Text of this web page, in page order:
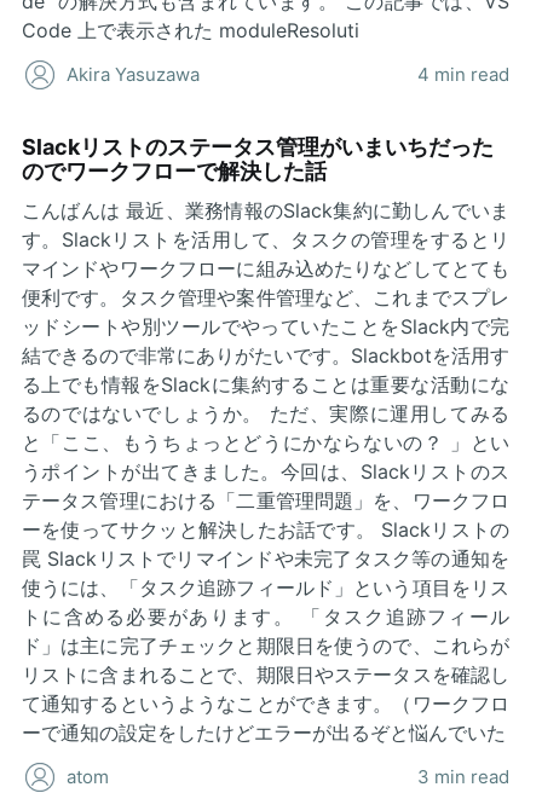
Code 上で表示された moduleResoluti
Akira Yasuzawa 4 min read
Slackリストのステータス管理がいまいちだった
のでワークフローで解決した話
こんばんは 最近、業務情報のSlack集約に勤しんでいま
す。Slackリストを活用して、タスクの管理をするとリ
マインドやワークフローに組み込めたりなどしてとても
便利です。タスク管理や案件管理など、これまでスプレ
ッドシートや別ツールでやっていたことをSlack内で完
結できるので非常にありがたいです。Slackbotを活用す
る上でも情報をSlackに集約することは重要な活動にな
るのではないでしょうか。 ただ、実際に運用してみる
と「ここ、もうちょっとどうにかならないの？ 」とい
うポイントが出てきました。今回は、Slackリストのス
テータス管理における「二重管理問題」を、ワークフロ
ーを使ってサクッと解決したお話です。 Slackリストの
罠 Slackリストでリマインドや未完了タスク等の通知を
使うには、「タスク追跡フィールド」という項目をリス
トに含める必要があります。 「タスク追跡フィール
ド」は主に完了チェックと期限日を使うので、これらが
リストに含まれることで、期限日やステータスを確認し
て通知するというようなことができます。（ワークフロ
ーで通知の設定をしたけどエラーが出るぞと悩んでいた
atom 3 min read